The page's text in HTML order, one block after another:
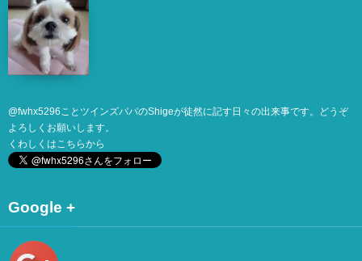
@fwhx5296 ことツインズパパのShigeが徒然に記す日々の出来事です。どうぞ
よろしくお願いします。
くわしくは こちらから
Google +